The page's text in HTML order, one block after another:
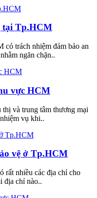
tại Tp.HCM
có trách nhiệm đảm bảo an
ngăn chặn..
vực HCM
và trung tâm thương mại
vụ khi..
vệ ở Tp.HCM
rất nhiều các địa chỉ cho
địa chỉ nào..